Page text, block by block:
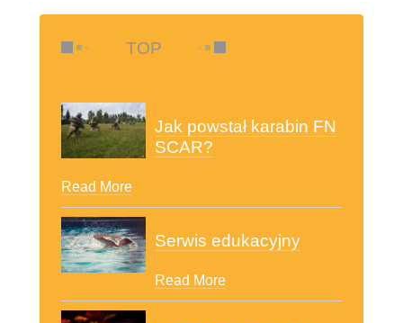
TOP
Jak powstał karabin FN
SCAR?
Read More
Serwis edukacyjny
Read More